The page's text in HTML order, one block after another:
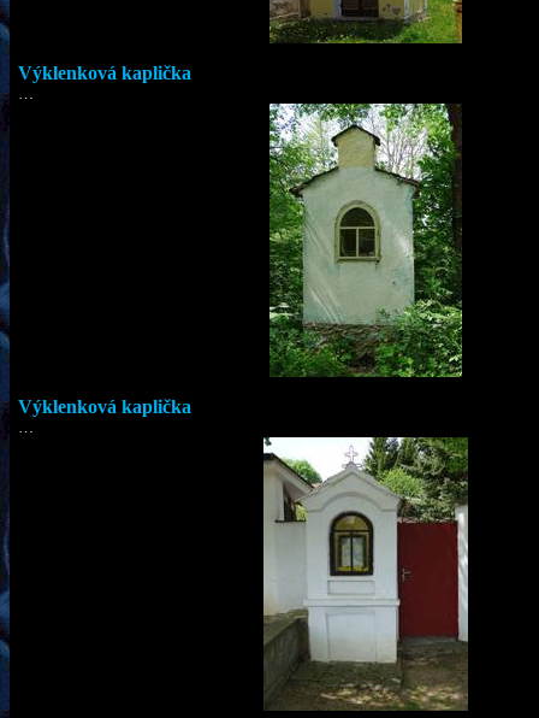
Výklenková kaplička
…
Výklenková kaplička
…